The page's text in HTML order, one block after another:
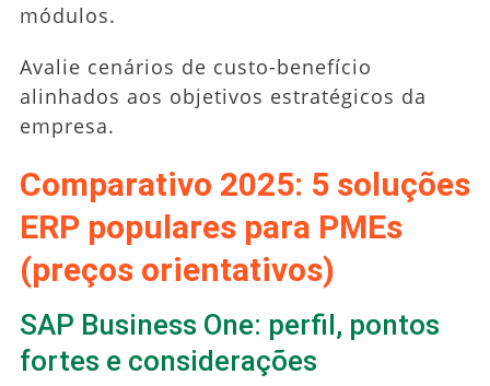
módulos.
Avalie cenários de custo-benefício
alinhados aos objetivos estratégicos da
empresa.
Comparativo 2025: 5 soluções
ERP populares para PMEs
(preços orientativos)
SAP Business One: perfil, pontos
fortes e considerações